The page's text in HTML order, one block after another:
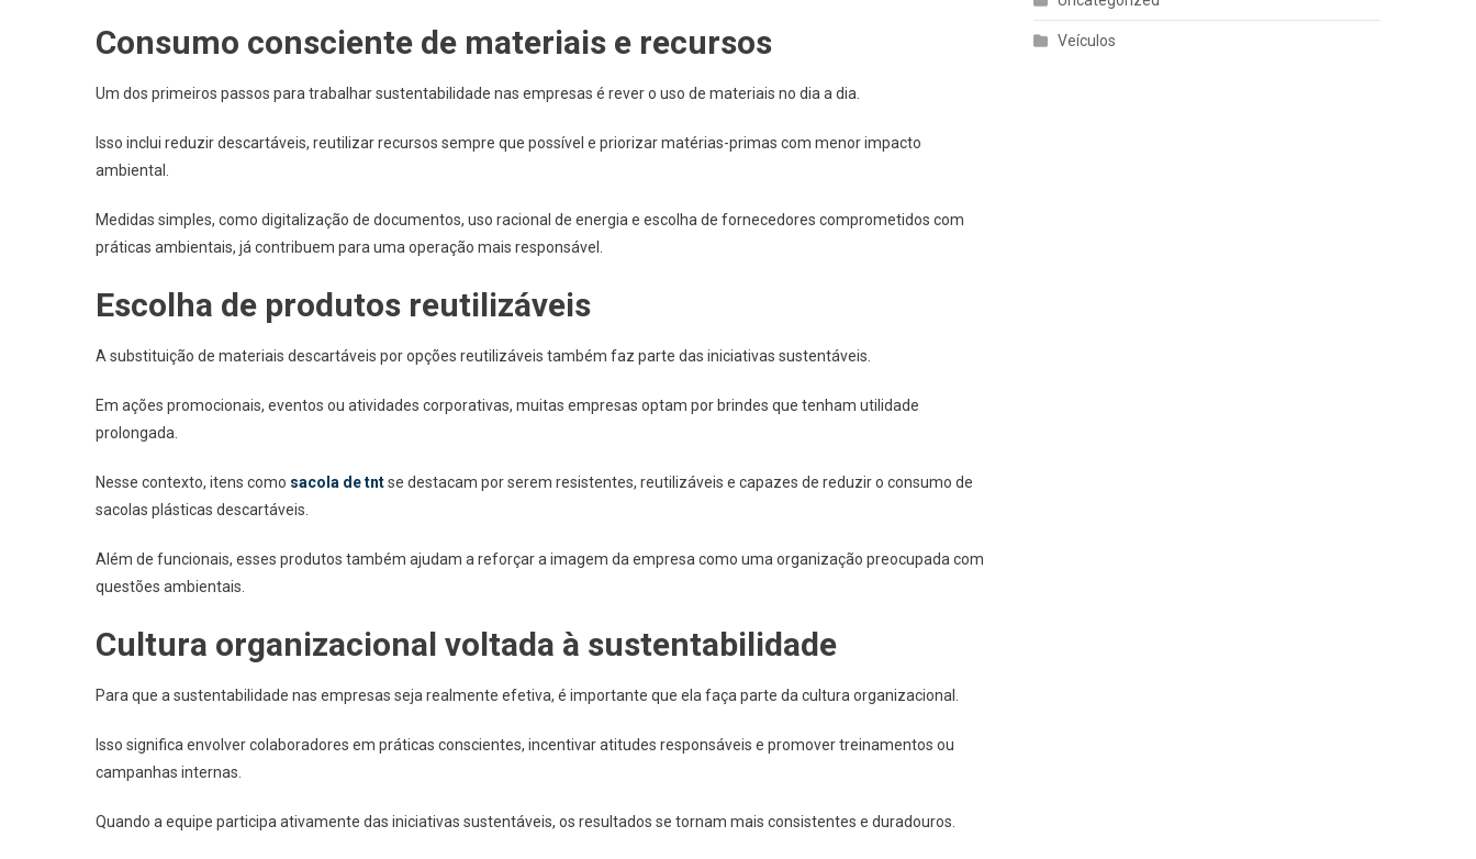
Consumo consciente de materiais e recursos
Um dos primeiros passos para trabalhar sustentabilidade nas empresas é rever o uso de materiais no dia a dia.
Isso inclui reduzir descartáveis, reutilizar recursos sempre que possível e priorizar matérias-primas com menor impacto
ambiental.
Medidas simples, como digitalização de documentos, uso racional de energia e escolha de fornecedores comprometidos com
práticas ambientais, já contribuem para uma operação mais responsável.
Escolha de produtos reutilizáveis
A substituição de materiais descartáveis por opções reutilizáveis também faz parte das iniciativas sustentáveis.
Em ações promocionais, eventos ou atividades corporativas, muitas empresas optam por brindes que tenham utilidade
prolongada.
Nesse contexto, itens como sacola de tntse destacam por serem resistentes, reutilizáveis e capazes de reduzir o consumo de
sacolas plásticas descartáveis.
Além de funcionais, esses produtos também ajudam a reforçar a imagem da empresa como uma organização preocupada com
questões ambientais.
Cultura organizacional voltada à sustentabilidade
Para que a sustentabilidade nas empresas seja realmente efetiva, é importante que ela faça parte da cultura organizacional.
Isso significa envolver colaboradores em práticas conscientes, incentivar atitudes responsáveis e promover treinamentos ou
campanhas internas.
Quando a equipe participa ativamente das iniciativas sustentáveis, os resultados se tornam mais consistentes e duradouros.
Veículos